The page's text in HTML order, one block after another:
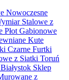
Nowoczesne
Stalowe z
Płot Gabionowe
Kute
Czarne Furtki
z Siatki Toruń
Sklep
z